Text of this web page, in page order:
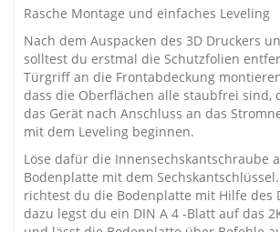
Rasche Montage und einfaches Leveling
Nach dem Auspacken des 3D Druckers
solltest du erstmal die Schutzfolien
Türgriff an die Frontabdeckung
dass die Oberflächen alle staubfrei sind,
das Gerät nach Anschluss an das
mit dem Leveling beginnen.
Löse dafür die Innensechskantschraube
Bodenplatte mit dem
richtest du die Bodenplatte mit Hilfe des
dazu legst du ein DIN A 4 -Blatt auf das